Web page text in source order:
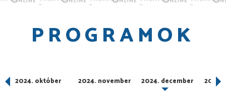
PROGRAMOK
2024. október 2024. november 2024. december 2025.